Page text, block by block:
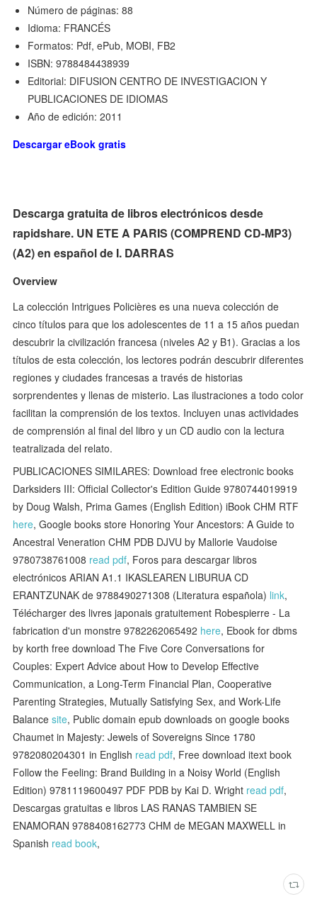
Número de páginas: 88
Idioma: FRANCÉS
Formatos: Pdf, ePub, MOBI, FB2
ISBN: 9788484438939
Editorial: DIFUSION CENTRO DE INVESTIGACION Y
PUBLICACIONES DE IDIOMAS
Año de edición: 2011
Descargar eBook gratis
Descarga gratuita de libros electrónicos desde
rapidshare. UN ETE A PARIS (COMPREND CD-MP3)
(A2) en español de I. DARRAS
Overview
La colección Intrigues Policières es una nueva colección de
cinco títulos para que los adolescentes de 11 a 15 años puedan
descubrir la civilización francesa (niveles A2 y B1). Gracias a los
títulos de esta colección, los lectores podrán descubrir diferentes
regiones y ciudades francesas a través de historias
sorprendentes y llenas de misterio. Las ilustraciones a todo color
facilitan la comprensión de los textos. Incluyen unas actividades
de comprensión al final del libro y un CD audio con la lectura
teatralizada del relato.
PUBLICACIONES SIMILARES: Download free electronic books
Darksiders III: Official Collector's Edition Guide 9780744019919
by Doug Walsh, Prima Games (English Edition) iBook CHM RTF
here, Google books store Honoring Your Ancestors: A Guide to
Ancestral Veneration CHM PDB DJVU by Mallorie Vaudoise
9780738761008 read pdf, Foros para descargar libros
electrónicos ARIAN A1.1 IKASLEAREN LIBURUA CD
ERANTZUNAK de 9788490271308 (Literatura española) link,
Télécharger des livres japonais gratuitement Robespierre - La
fabrication d'un monstre 9782262065492 here, Ebook for dbms
by korth free download The Five Core Conversations for
Couples: Expert Advice about How to Develop Effective
Communication, a Long-Term Financial Plan, Cooperative
Parenting Strategies, Mutually Satisfying Sex, and Work-Life
Balancesite, Public domain epub downloads on google books
Chaumet in Majesty: Jewels of Sovereigns Since 1780
9782080204301 in English read pdf, Free download itext book
Follow the Feeling: Brand Building in a Noisy World (English
Edition) 9781119600497 PDF PDB by Kai D. Wright read pdf,
Descargas gratuitas e libros LAS RANAS TAMBIEN SE
ENAMORAN 9788408162773 CHM de MEGAN MAXWELL in
Spanish read book,